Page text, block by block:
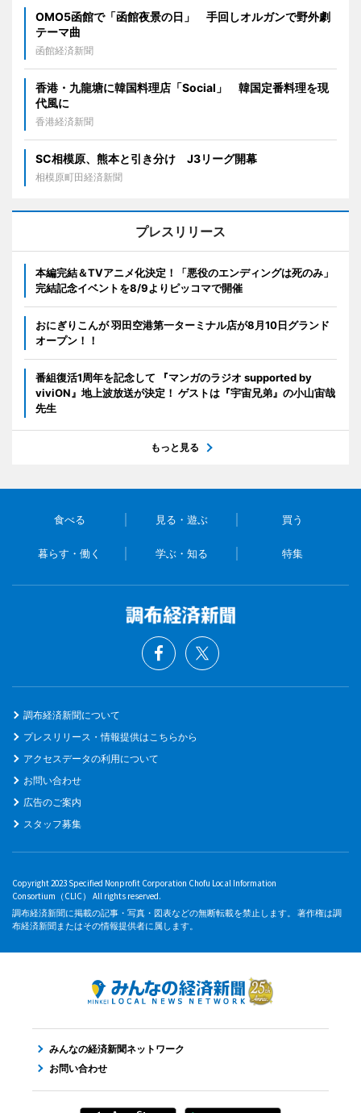
OMO5函館で「函館夜景の日」 手回しオルガンで野外劇
テーマ曲
函館経済新聞
香港・九龍塘に韓国料理店「Social」 韓国定番料理を現
代風に
香港経済新聞
SC相模原、熊本と引き分け J3リーグ開幕
相模原町田経済新聞
プレスリリース
本編完結＆TVアニメ化決定！「悪役のエンディングは死のみ」
完結記念イベントを8/9よりピッコマで開催
おにぎりこんが 羽田空港第一ターミナル店が8月10日グランド
オープン！！
番組復活1周年を記念して 『マンガのラジオ supported by
viviON』地上波放送が決定！ ゲストは『宇宙兄弟』の小山宙哉
先生
もっと見る
食べる 見る・遊ぶ 買う
暮らす・働く 学ぶ・知る 特集
調布経済新聞について
プレスリリース・情報提供はこちらから
アクセスデータの利用について
お問い合わせ
広告のご案内
スタッフ募集
Copyright 2023 Specified Nonprofit Corporation Chofu Local Information
Consortium（CLIC） All rights reserved.
調布経済新聞に掲載の記事・写真・図表などの無断転載を禁止します。 著作権は調
布経済新聞またはその情報提供者に属します。
みんなの経済新聞ネットワーク
お問い合わせ